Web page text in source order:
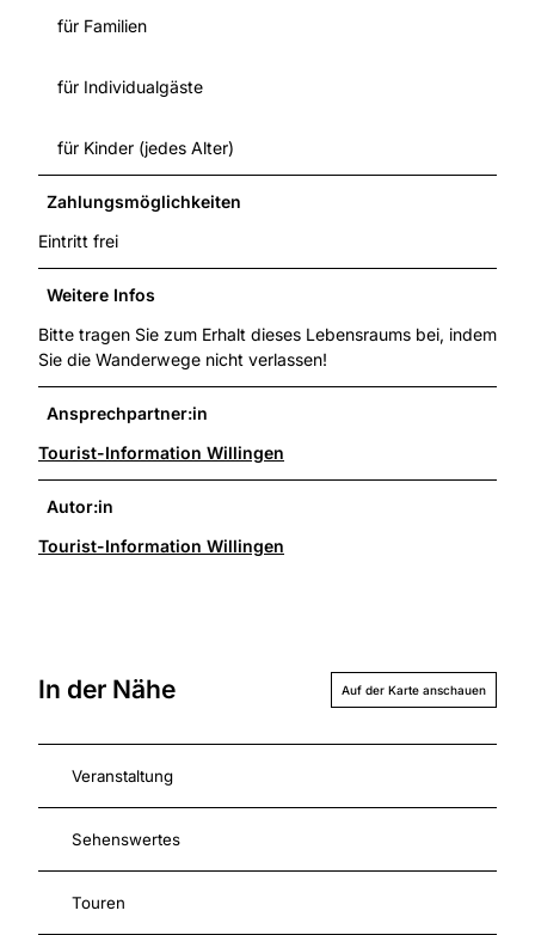
für Familien
für Individualgäste
für Kinder (jedes Alter)
Zahlungsmöglichkeiten
Eintritt frei
Weitere Infos
Bitte tragen Sie zum Erhalt dieses Lebensraums bei, indem
Sie die Wanderwege nicht verlassen!
Ansprechpartner:in
Tourist-Information Willingen
Autor:in
Tourist-Information Willingen
In der Nähe Auf der Karte anschauen
Veranstaltung
Sehenswertes
Touren